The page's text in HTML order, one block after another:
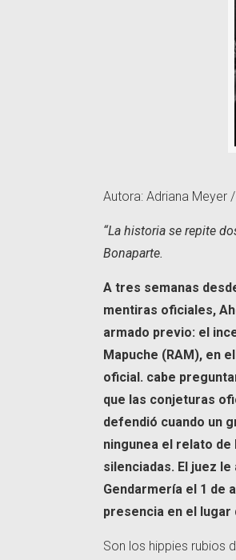
Autora: Adriana Meyer
“La historia se repite
Bonaparte.
A tres semanas
mentiras oficiales,
armado previo: el
Mapuche (RAM), en
oficial. cabe
que las conjeturas
defendió cuando un
ningunea el relato
silenciadas. El juez
Gendarmería el 1 de
presencia en el
Son los hippies rubios